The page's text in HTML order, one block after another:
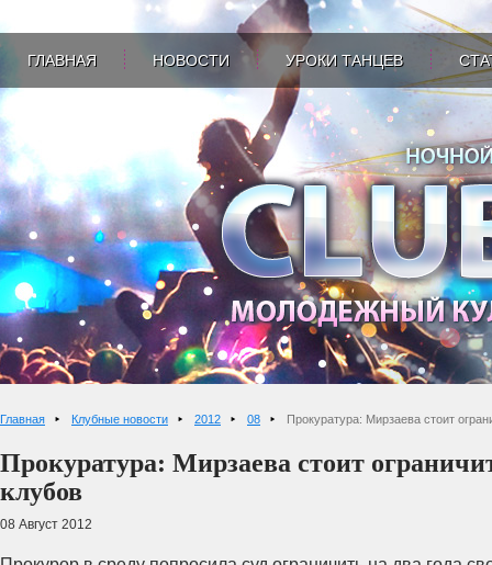
ГЛАВНАЯ НОВОСТИ УРОКИ ТАНЦЕВ
Главная Клубные новости 2012 08 Прокуратура: Мирзаева стоит
Прокуратура: Мирзаева стоит
клубов
08 Август 2012